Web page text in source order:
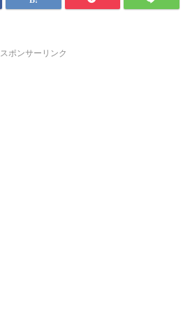
スポンサーリンク